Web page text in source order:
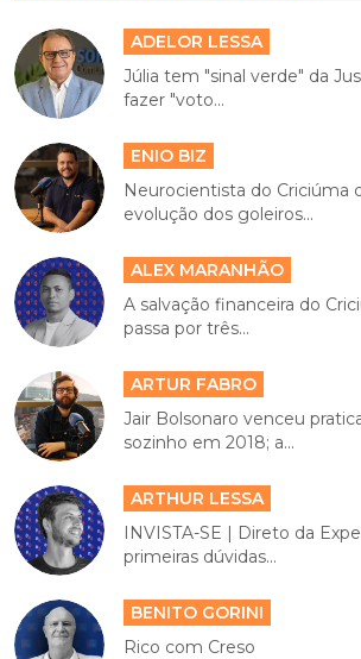
ADELOR LESSA
Júlia tem "sinal verde" da
fazer "voto...
ENIO BIZ
Neurocientista do Criciúma
evolução dos goleiros...
ALEX MARANHÃO
A salvação financeira do
passa por três...
ARTUR FABRO
Jair Bolsonaro venceu
sozinho em 2018; a...
ARTHUR LESSA
INVISTA-SE | Direto da
primeiras dúvidas...
BENITO GORINI
Rico com Creso